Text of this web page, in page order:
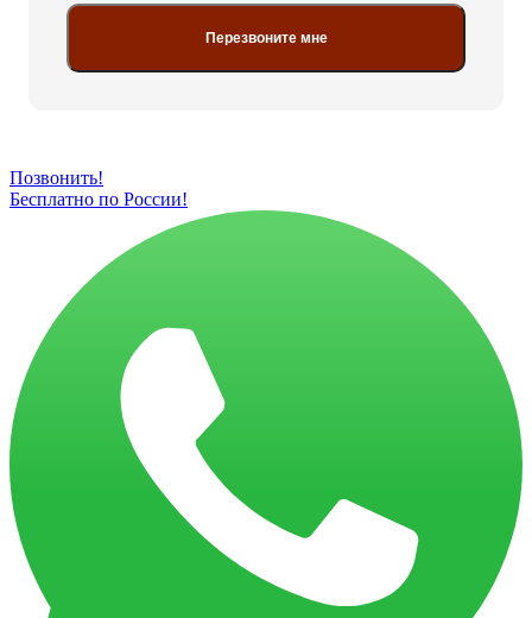
Перезвоните мне
Позвонить!
Бесплатно по России!